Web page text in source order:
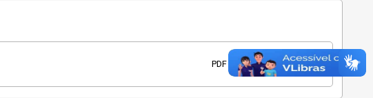
PDF Abrir Baixar